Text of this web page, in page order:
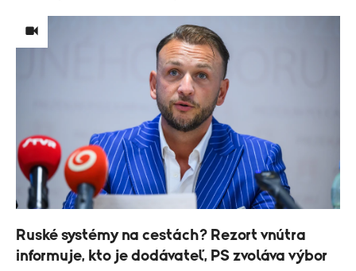
Ruské systémy na cestách? Rezort vnútra
informuje, kto je dodávateľ, PS zvoláva výbor